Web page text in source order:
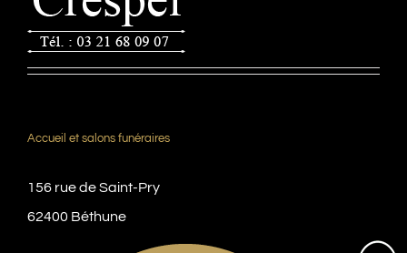
Accueil et salons funéraires
156 rue de Saint-Pry
62400 Béthune